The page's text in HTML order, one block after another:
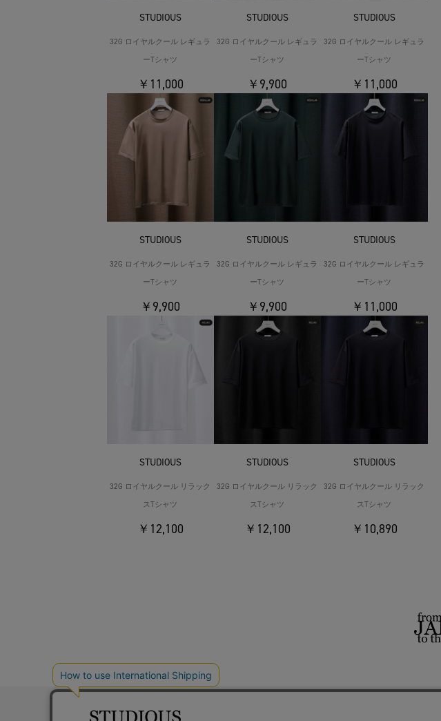
STUDIOUS
32G ロイヤルクール レギュラ
ーTシャツ
￥11,000
STUDIOUS
32G ロイヤルクール レギュラ
ーTシャツ
￥9,900
STUDIOUS
32G ロイヤルクール レギュラ
ーTシャツ
￥11,000
STUDIOUS
32G ロイヤルクール レギュラ
ーTシャツ
￥9,900
STUDIOUS
32G ロイヤルクール レギュラ
ーTシャツ
￥9,900
STUDIOUS
32G ロイヤルクール レギュラ
ーTシャツ
￥11,000
STUDIOUS
32G ロイヤルクール リラック
スTシャツ
￥12,100
STUDIOUS
32G ロイヤルクール リラック
スTシャツ
￥12,100
STUDIOUS
32G ロイヤルクール リラック
スTシャツ
￥10,890